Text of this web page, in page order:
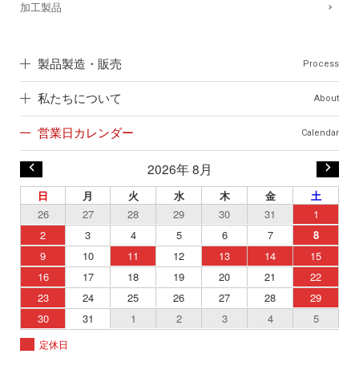
加工製品
製品製造・販売 Process
私たちについて About
営業日カレンダー Calendar
2026年 8月
日 月 火 水 木 金
土
26
27 28 29 30 31
1
2
3 4 5 6 7
8
9
10 11 12 13 14
15
16
17 18 19 20 21
22
23
24 25 26 27 28
29
30
31 1 2 3 4 5
定休日